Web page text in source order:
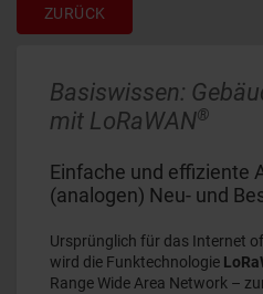
ZURÜCK
Basiswissen:
mit LoRaWAN®
Einfache und effiziente
(analogen) Neu- und
Ursprünglich für das Internet
wird die Funktechnologie
Range Wide Area Network –